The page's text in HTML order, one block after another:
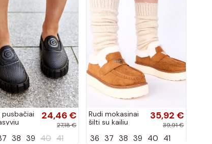
24,46 €
27,18 €
38 39 40 41
Rudi mokasinai
šilti su kailiu
35,92 €
39,91 €
36 37 38 39 40 41